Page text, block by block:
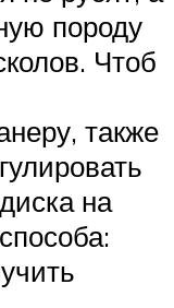
породу
Чтоб
также
на